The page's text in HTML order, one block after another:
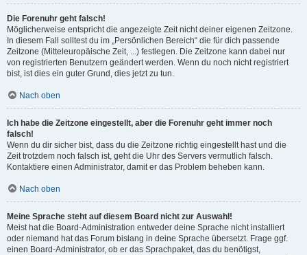
Die Forenuhr geht falsch!
Möglicherweise entspricht die angezeigte Zeit nicht deiner eigenen Zeitzone.
In diesem Fall solltest du im „Persönlichen Bereich“ die für dich passende
Zeitzone (Mitteleuropäische Zeit, ...) festlegen. Die Zeitzone kann dabei nur
von registrierten Benutzern geändert werden. Wenn du noch nicht registriert
bist, ist dies ein guter Grund, dies jetzt zu tun.
Nach oben
Ich habe die Zeitzone eingestellt, aber die Forenuhr geht immer noch
falsch!
Wenn du dir sicher bist, dass du die Zeitzone richtig eingestellt hast und die
Zeit trotzdem noch falsch ist, geht die Uhr des Servers vermutlich falsch.
Kontaktiere einen Administrator, damit er das Problem beheben kann.
Nach oben
Meine Sprache steht auf diesem Board nicht zur Auswahl!
Meist hat die Board-Administration entweder deine Sprache nicht installiert
oder niemand hat das Forum bislang in deine Sprache übersetzt. Frage ggf.
einen Board-Administrator, ob er das Sprachpaket, das du benötigst,